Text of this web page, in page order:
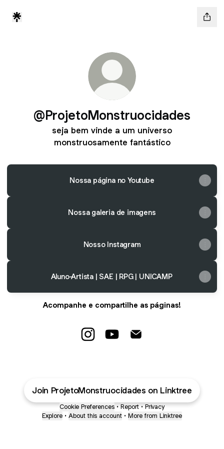
@ProjetoMonstruocidades
seja bem vinde a um universo
monstruosamente fantástico
Nossa página no Youtube
Nossa galeria de imagens
Nosso Instagram
Aluno-Artista | SAE | RPG | UNICAMP
Acompanhe e compartilhe as páginas!
Join ProjetoMonstruocidades on Linktree
Cookie Preferences • Report • Privacy
Explore • About this account • More from Linktree